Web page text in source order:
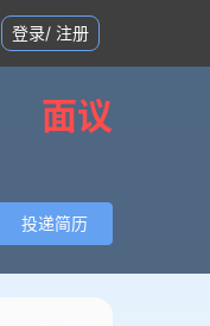
登录/ 注册
面议
投递简历